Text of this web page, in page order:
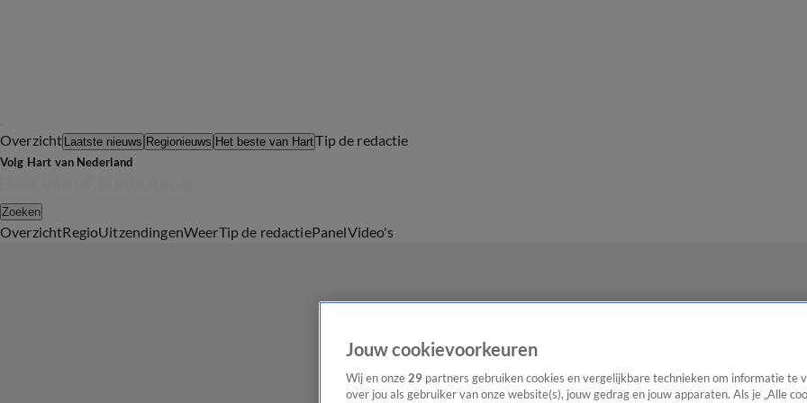
Overzicht Laatste nieuws Regionieuws Het beste van HartTip de redactie
Volg Hart van Nederland
Zoeken
OverzichtRegioUitzendingenWeerTip de redactiePanelVideo's
Jouw cookievoorkeuren
Wij en onze 29 partners gebruiken cookies en vergelijkbare technieken om informatie te
over jou als gebruiker van onze website(s), jouw gedrag en jouw apparaten. Als je „Alle